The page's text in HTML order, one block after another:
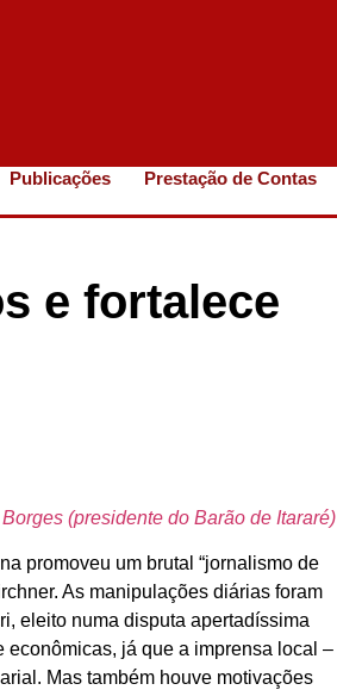
Publicações Prestação de Contas
e fortalece
(presidente do Barão de Itararé)
promoveu um brutal “jornalismo de
As manipulações diárias foram
eleito numa disputa apertadíssima
econômicas, já que a imprensa local –
Mas também houve motivações